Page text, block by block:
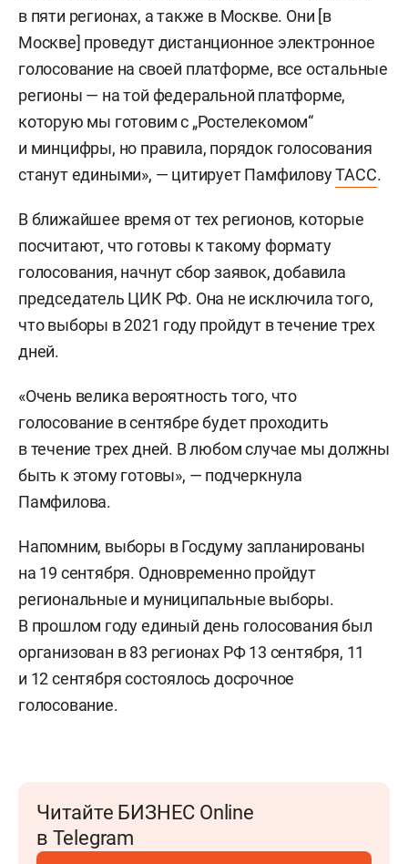
в пяти регионах, а также в Москве. Они [в
Москве] проведут дистанционное электронное
голосование на своей платформе, все остальные
регионы — на той федеральной платформе,
которую мы готовим с „Ростелекомом“
и минцифры, но правила, порядок голосования
станут едиными», — цитирует ПамфиловуТАСС.
В ближайшее время от тех регионов, которые
посчитают, что готовы к такому формату
голосования, начнут сбор заявок, добавила
председатель ЦИК РФ. Она не исключила того,
что выборы в 2021 году пройдут в течение трех
дней.
«Очень велика вероятность того, что
голосование в сентябре будет проходить
в течение трех дней. В любом случае мы должны
быть к этому готовы», — подчеркнула
Памфилова.
Напомним, выборы в Госдуму запланированы
на 19 сентября. Одновременно пройдут
региональные и муниципальные выборы.
В прошлом году единый день голосования был
организован в 83 регионах РФ 13 сентября, 11
и 12 сентября состоялось досрочное
голосование.
Читайте БИЗНЕС Online
в Telegram